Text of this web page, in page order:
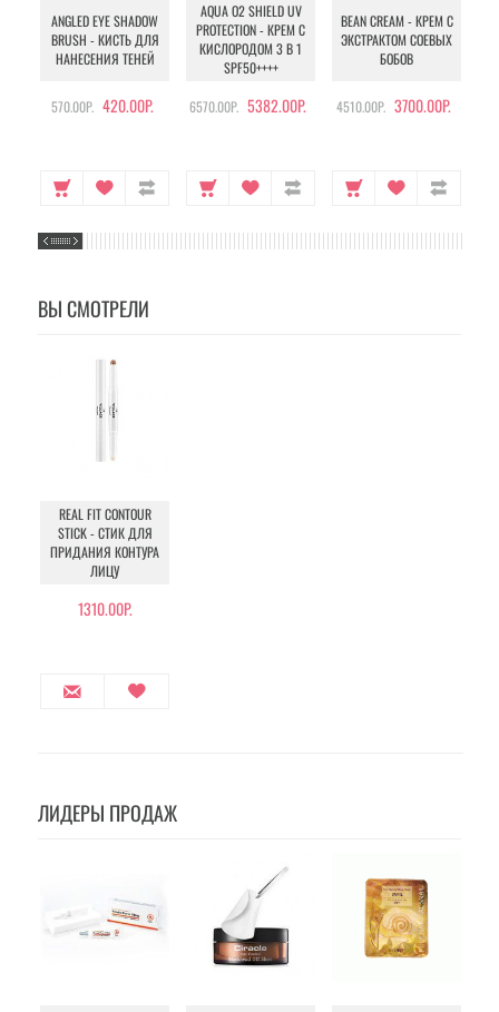
ANGLED EYE SHADOW
BRUSH - КИСТЬ ДЛЯ
НАНЕСЕНИЯ ТЕНЕЙ
570.00Р. 420.00Р.
AQUA O2 SHIELD UV
PROTECTION - КРЕМ С
КИСЛОРОДОМ 3 В 1
SPF50++++
6570.00Р. 5382.00Р.
BEAN CREAM - КРЕМ С
ЭКСТРАКТОМ СОЕВЫХ
БОБОВ
4510.00Р. 3700.00Р.
ВЫ СМОТРЕЛИ
REAL FIT CONTOUR
STICK - СТИК ДЛЯ
ПРИДАНИЯ КОНТУРА
ЛИЦУ
1310.00Р.
ЛИДЕРЫ ПРОДАЖ